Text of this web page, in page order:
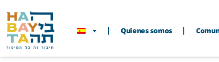
Quienes somos